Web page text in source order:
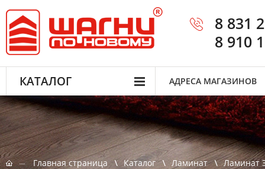
8 831
8 910
КАТАЛОГ АДРЕСА МАГАЗИНОВ
Главная страница Каталог Ламинат Ламинат